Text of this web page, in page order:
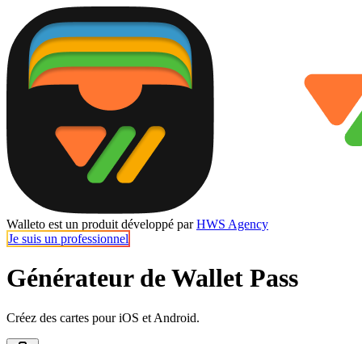
Walleto est un produit développé par HWS Agency
Je suis un professionnel
Générateur de Wallet Pass
Créez des cartes pour iOS et Android.